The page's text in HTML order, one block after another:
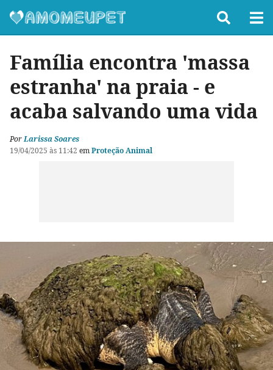
Família encontra 'massa
estranha' na praia - e
acaba salvando uma vida
PorLarissa Soares
19/04/2025 às 11:42 emProteção Animal